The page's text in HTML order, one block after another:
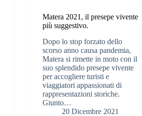
Matera 2021, il presepe vivente
più suggestivo.
Dopo lo stop forzato dello
scorso anno causa pandemia,
Matera si rimette in moto con il
suo splendido presepe vivente
per accogliere turisti e
viaggiatori appassionati di
rappresentazioni storiche.
Giunto…
20 Dicembre 2021